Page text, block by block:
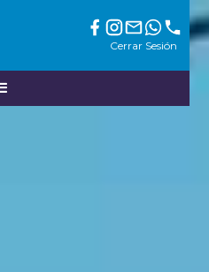
Cerrar Sesión